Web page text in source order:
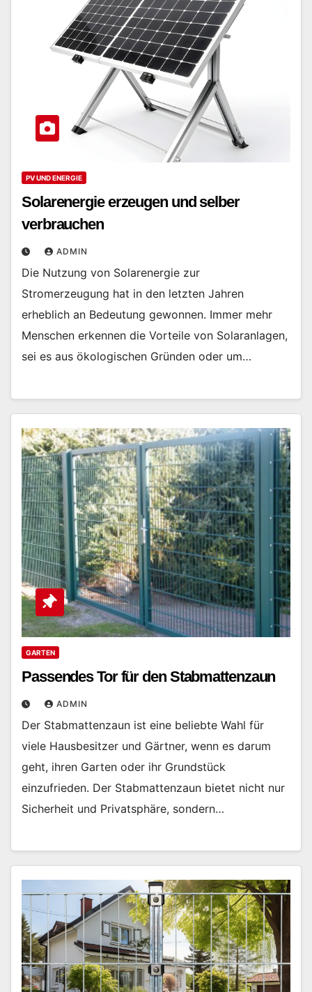
PV UND ENERGIE
Solarenergie erzeugen und selber
verbrauchen
ADMIN
Die Nutzung von Solarenergie zur
Stromerzeugung hat in den letzten Jahren
erheblich an Bedeutung gewonnen. Immer mehr
Menschen erkennen die Vorteile von Solaranlagen,
sei es aus ökologischen Gründen oder um…
GARTEN
Passendes Tor für den Stabmattenzaun
ADMIN
Der Stabmattenzaun ist eine beliebte Wahl für
viele Hausbesitzer und Gärtner, wenn es darum
geht, ihren Garten oder ihr Grundstück
einzufrieden. Der Stabmattenzaun bietet nicht nur
Sicherheit und Privatsphäre, sondern…